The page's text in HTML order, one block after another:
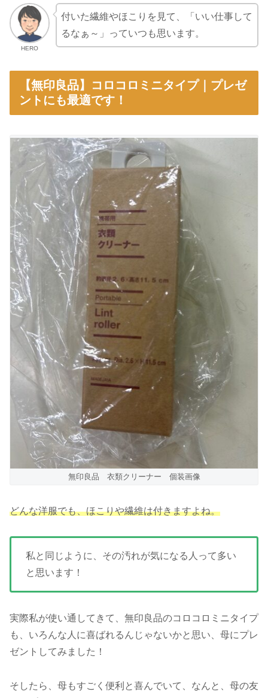
HERO
付いた繊維やほこりを見て、「いい仕事して
るなぁ～」っていつも思います。
【無印良品】コロコロミニタイプ｜プレゼ
ントにも最適です！
無印良品 衣類クリーナー 個装画像
どんな洋服でも、ほこりや繊維は付きますよね。
私と同じように、その汚れが気になる人って多い
と思います！
実際私が使い通してきて、無印良品のコロコロミニタイプ
も、いろんな人に喜ばれるんじゃないかと思い、母にプレ
ゼントしてみました！
そしたら、母もすごく便利と喜んでいて、なんと、母の友